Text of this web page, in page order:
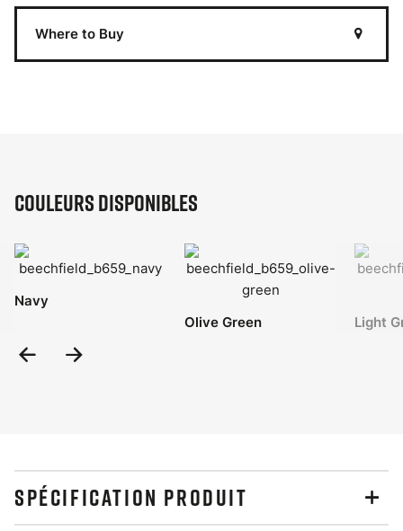
Where to Buy
Couleurs disponibles
Navy
Olive Green
Light
Previous
SPÉCIFICATION PRODUIT